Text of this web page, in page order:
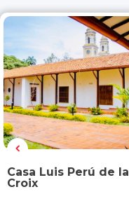
Casa Luis Perú de la
Croix